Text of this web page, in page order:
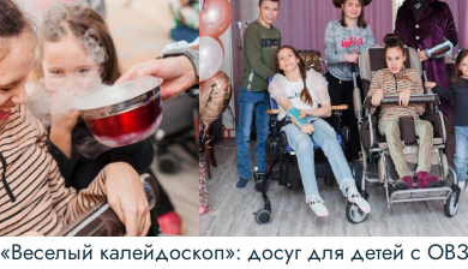
калейдоскоп»: досуг для детей с